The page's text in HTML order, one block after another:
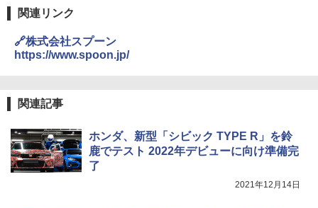
関連リンク
🔗株式会社スプーン
https://www.spoon.jp/
関連記事
ホンダ、新型「シビック TYPE R」を鈴
鹿でテスト 2022年デビューに向け準備完
了
2021年12月14日